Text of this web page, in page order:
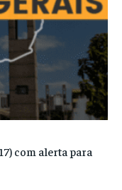
com alerta para